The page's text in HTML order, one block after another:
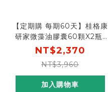
【定期購 每期60天】桂格康
研家微藻油膠囊60顆X2瓶-
全素，日本製造有感!思緒
+循環保養
NT$2,370
NT$3,960
加入購物車